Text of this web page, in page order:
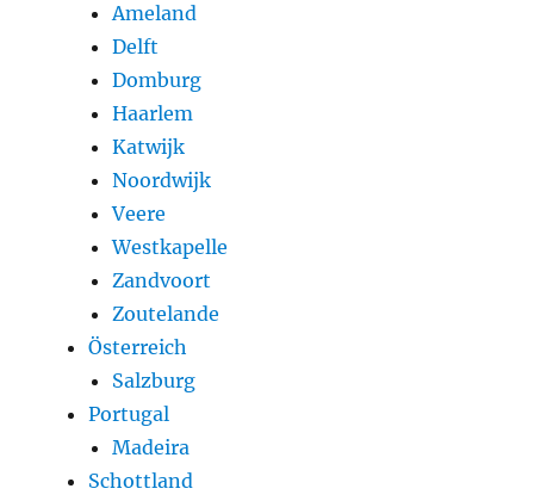
Ameland
Delft
Domburg
Haarlem
Katwijk
Noordwijk
Veere
Westkapelle
Zandvoort
Zoutelande
Österreich
Salzburg
Portugal
Madeira
Schottland